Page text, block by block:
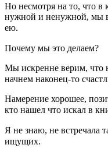
Но несмотря на то, что
нужной и ненужной, мы
ею. ⠀
Почему мы это делаем? ⠀
Мы искренне верим, что
начнем наконец-то
Намерение хорошее,
кто нашел что искал в
Я не знаю, не встречала
ищущих. ⠀